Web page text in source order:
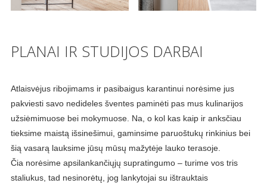
PLANAI IR STUDIJOS DARBAI
Atlaisvėjus ribojimams ir pasibaigus karantinui norėsime jus
pakviesti savo nedideles šventes paminėti pas mus kulinarijos
užsiėmimuose bei mokymuose. Na, o kol kas kaip ir anksčiau
tieksime maistą išsinešimui, gaminsime paruoštukų rinkinius bei
šią vasarą lauksime jūsų mūsų mažytėje lauko terasoje.
Čia norėsime apsilankančiųjų supratingumo – turime vos tris
staliukus, tad nesinorėtų, jog lankytojai su ištrauktais